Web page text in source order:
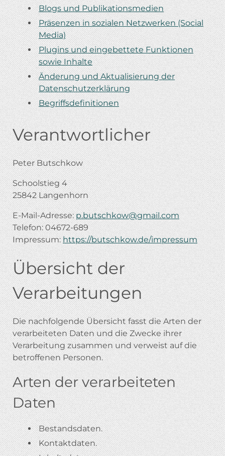
Blogs und Publikationsmedien
Präsenzen in sozialen Netzwerken (Social
Media)
Plugins und eingebettete Funktionen
sowie Inhalte
Änderung und Aktualisierung der
Datenschutzerklärung
Begriffsdefinitionen
Verantwortlicher
Peter Butschkow
Schoolstieg 4
25842 Langenhorn
E-Mail-Adresse:p.butschkow@gmail.com
Telefon: 04672-689
Impressum:https://butschkow.de/impressum
Übersicht der
Verarbeitungen
Die nachfolgende Übersicht fasst die Arten der
verarbeiteten Daten und die Zwecke ihrer
Verarbeitung zusammen und verweist auf die
betroffenen Personen.
Arten der verarbeiteten
Daten
Bestandsdaten.
Kontaktdaten.